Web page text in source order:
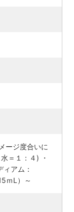
ージ度合いに
＝１：４) ・
アム：
ｍL）～